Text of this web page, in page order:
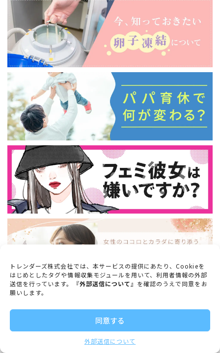
トレンダーズ株式会社では、本サービスの提供にあたり、Cookieを
はじめとしたタグや情報収集モジュールを用いて、利用者情報の外部
送信を行っています。『外部送信について 』を確認のうえで同意をお
願いします。
同意する
外部送信について